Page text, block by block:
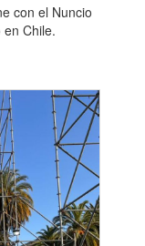
con el Nuncio
Chile.